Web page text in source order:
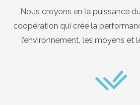
Nous croyons en la puissance
coopération qui crée la
l’environnement, les moyens et